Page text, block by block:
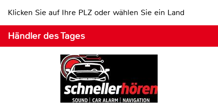
Klicken Sie auf Ihre PLZ oder wählen Sie ein Land
Händler des Tages